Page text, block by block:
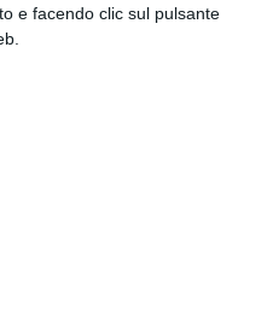
e facendo clic sul pulsante
WhatsApp, ...